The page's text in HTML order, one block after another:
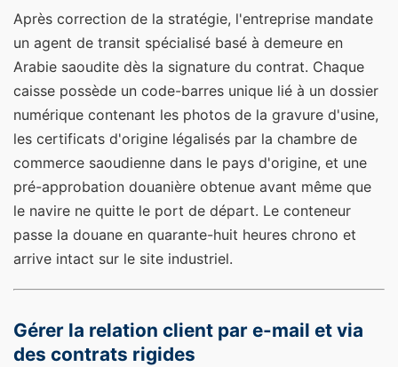
Après correction de la stratégie, l'entreprise mandate
un agent de transit spécialisé basé à demeure en
Arabie saoudite dès la signature du contrat. Chaque
caisse possède un code-barres unique lié à un dossier
numérique contenant les photos de la gravure d'usine,
les certificats d'origine légalisés par la chambre de
commerce saoudienne dans le pays d'origine, et une
pré-approbation douanière obtenue avant même que
le navire ne quitte le port de départ. Le conteneur
passe la douane en quarante-huit heures chrono et
arrive intact sur le site industriel.
Gérer la relation client par e-mail et via
des contrats rigides